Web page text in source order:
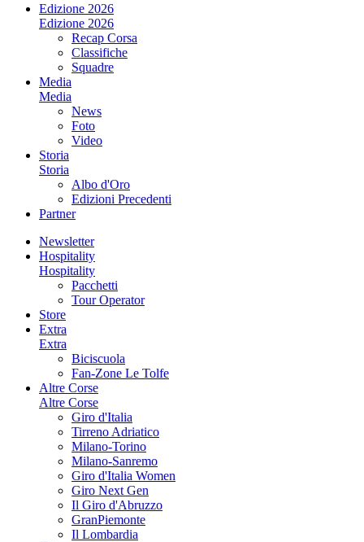
Edizione 2026
Edizione 2026
Recap Corsa
Classifiche
Squadre
Media
Media
News
Foto
Video
Storia
Storia
Albo d'Oro
Edizioni Precedenti
Partner
Newsletter
Hospitality
Hospitality
Pacchetti
Tour Operator
Store
Extra
Extra
Biciscuola
Fan-Zone Le Tolfe
Altre Corse
Altre Corse
Giro d'Italia
Tirreno Adriatico
Milano-Torino
Milano-Sanremo
Giro d'Italia Women
Giro Next Gen
Il Giro d'Abruzzo
GranPiemonte
Il Lombardia